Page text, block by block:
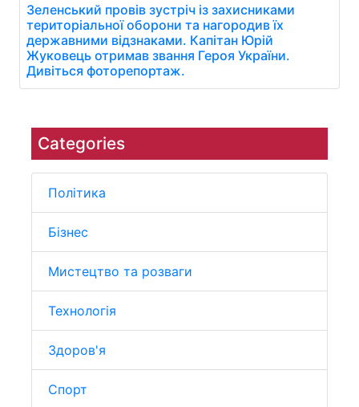
Categories
Політика
Бізнес
Мистецтво та розваги
Технологія
Здоров'я
Спорт
Зеленський провів зустріч із захисниками
територіальної оборони та нагородив їх
державними відзнаками. Капітан Юрій
Жуковець отримав звання Героя України.
Дивіться фоторепортаж.